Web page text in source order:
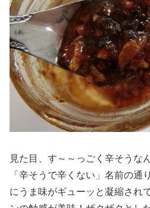
見た目、す～～っごく辛そうな
「辛そうで辛くない」名前の通
にうま味がギューッと凝縮され